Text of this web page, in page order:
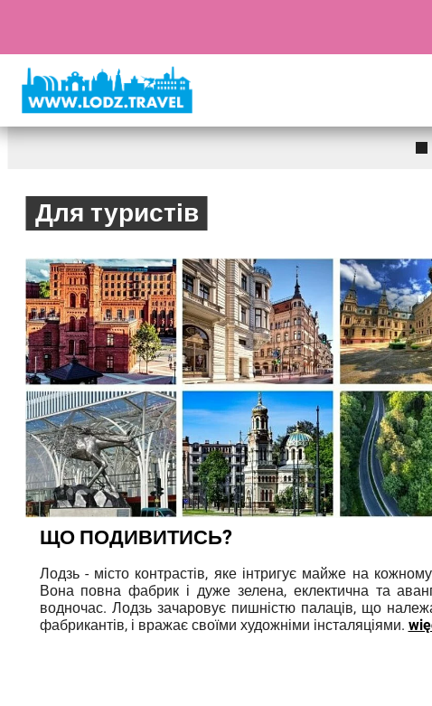
Для туристів
ЩО ПОДИВИТИСЬ?
Лодзь - місто контрастів, яке інтригує майже на кожному
Вона повна фабрик і дуже зелена, еклектична та
водночас. Лодзь зачаровує пишністю палаців, що
фабрикантів, і вражає своїми художніми інсталяціями.